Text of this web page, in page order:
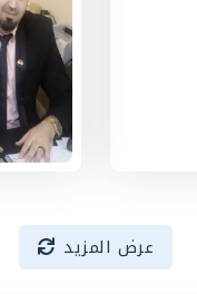
عرض المزيد